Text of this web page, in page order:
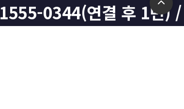
1555-0344(연결 후 1번)